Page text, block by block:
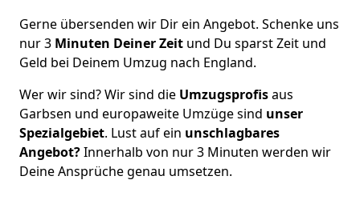
Gerne übersenden wir Dir ein Angebot. Schenke uns
nur3 Minuten Deiner Zeit und Du sparst Zeit und
Geld bei Deinem Umzug nach England.
Wer wir sind? Wir sind die Umzugsprofisaus
Garbsen und europaweite Umzüge sind unser
Spezialgebiet. Lust auf ein unschlagbares
Angebot?Innerhalb von nur3 Minuten werden wir
Deine Ansprüche genau umsetzen.